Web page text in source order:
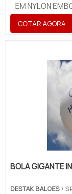
EM NYLON
COTAR AGORA
BOLA GIGANTE
DESTAK BALOES /